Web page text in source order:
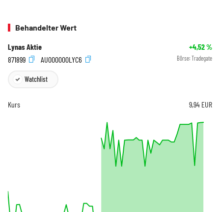
Behandelter Wert
Lynas Aktie +4,52%
871899
AU000000LYC6 Börse: Tradegate
Watchlist
Kurs 9,94 EUR